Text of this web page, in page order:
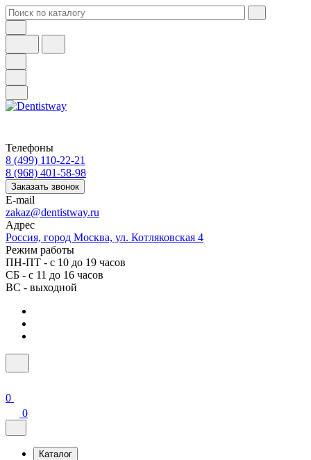
Телефоны
8 (499) 110-22-21
8 (968) 401-58-98
Заказать звонок
E-mail
zakaz@dentistway.ru
Адрес
Россия, город Москва, ул. Котляковская 4
Режим работы
ПН-ПТ - с 10 до 19 часов
СБ - с 11 до 16 часов
ВС - выходной
0
0
Каталог